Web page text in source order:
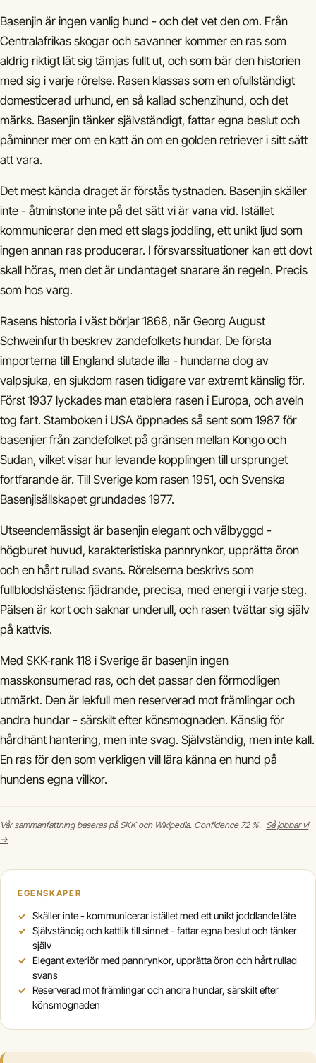
Basenjin är ingen vanlig hund - och det vet den om. Från
Centralafrikas skogar och savanner kommer en ras som
aldrig riktigt lät sig tämjas fullt ut, och som bär den historien
med sig i varje rörelse. Rasen klassas som en ofullständigt
domesticerad urhund, en så kallad schenzihund, och det
märks. Basenjin tänker självständigt, fattar egna beslut och
påminner mer om en katt än om en golden retriever i sitt sätt
att vara.
Det mest kända draget är förstås tystnaden. Basenjin skäller
inte - åtminstone inte på det sätt vi är vana vid. Istället
kommunicerar den med ett slags joddling, ett unikt ljud som
ingen annan ras producerar. I försvarssituationer kan ett dovt
skall höras, men det är undantaget snarare än regeln. Precis
som hos varg.
Rasens historia i väst börjar 1868, när Georg August
Schweinfurth beskrev zandefolkets hundar. De första
importerna till England slutade illa - hundarna dog av
valpsjuka, en sjukdom rasen tidigare var extremt känslig för.
Först 1937 lyckades man etablera rasen i Europa, och aveln
tog fart. Stamboken i USA öppnades så sent som 1987 för
basenjier från zandefolket på gränsen mellan Kongo och
Sudan, vilket visar hur levande kopplingen till ursprunget
fortfarande är. Till Sverige kom rasen 1951, och Svenska
Basenjisällskapet grundades 1977.
Utseendemässigt är basenjin elegant och välbyggd -
högburet huvud, karakteristiska pannrynkor, upprätta öron
och en hårt rullad svans. Rörelserna beskrivs som
fullblodshästens: fjädrande, precisa, med energi i varje steg.
Pälsen är kort och saknar underull, och rasen tvättar sig själv
på kattvis.
Med SKK-rank 118 i Sverige är basenjin ingen
masskonsumerad ras, och det passar den förmodligen
utmärkt. Den är lekfull men reserverad mot främlingar och
andra hundar - särskilt efter könsmognaden. Känslig för
hårdhänt hantering, men inte svag. Självständig, men inte kall.
En ras för den som verkligen vill lära känna en hund på
hundens egna villkor.
Vår sammanfattning baseras på SKK och Wikipedia. Confidence 72 %. Så jobbar vi
→
EGENSKAPER
Skäller inte - kommunicerar istället med ett unikt joddlande läte
Självständig och kattlik till sinnet - fattar egna beslut och tänker
själv
Elegant exteriör med pannrynkor, upprätta öron och hårt rullad
svans
Reserverad mot främlingar och andra hundar, särskilt efter
könsmognaden